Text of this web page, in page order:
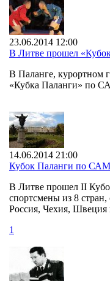
23.06.2014 12:00
В Литве прошел
В Паланге, курортном
«Кубка Паланги» по
14.06.2014 21:00
Кубок Паланги по
В Литве прошел II
спортсмены из 8
Россия, Чехия, Швеция
1